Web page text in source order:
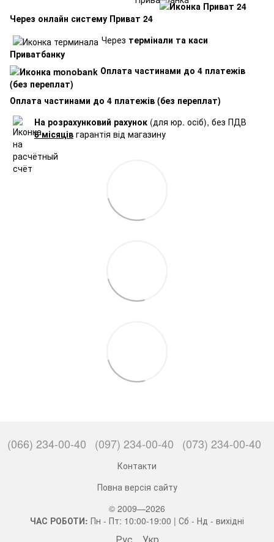
Через онлайн систему Приват 24
Через термінали та каси
Приватбанку
Оплата частинами до 4 платежів
(без переплат)
Оплата частинами до 4 платежів (без переплат)
На розрахунковий рахунок (для юр. осіб), без ПДВ
6 місяців гарантія від магазину
(066) 234-00-40 (097) 234-00-40 (073) 234-00-40
Контакти
Повна версія сайту
© 2009—2026
ЧАС РОБОТИ: Пн - Пт: 10:00-19:00 | Сб - Нд - вихідні